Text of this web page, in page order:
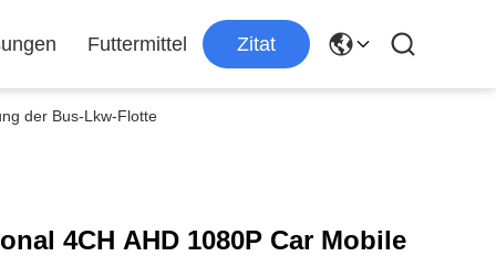
Futtermittel Zitat
der Bus-Lkw-Flotte
4CH AHD 1080P Car Mobile